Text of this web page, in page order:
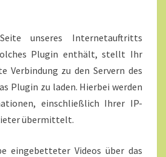
unseres Internetauftritts
Plugin enthält, stellt Ihr
Verbindung zu den Servern des
Plugin zu laden. Hierbei werden
einschließlich Ihrer IP-
übermittelt.
eingebetteter Videos über das